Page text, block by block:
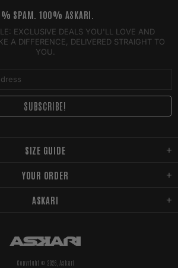
SIZE GUIDE
YOUR ORDER
ASKARI
SPAM. 100% ASKARI.
EXCLUSIVE DEALS YOU'LL LOVE AND
A DIFFERENCE, DELIVERED STRAIGHT TO
YOU.
Copyright © 2026, Askari